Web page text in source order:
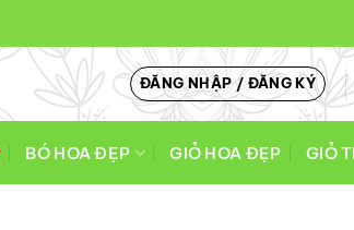
ĐĂNG NHẬP / ĐĂNG KÝ
BÓ HOA ĐẸP GIỎ HOA ĐẸP GIỎ